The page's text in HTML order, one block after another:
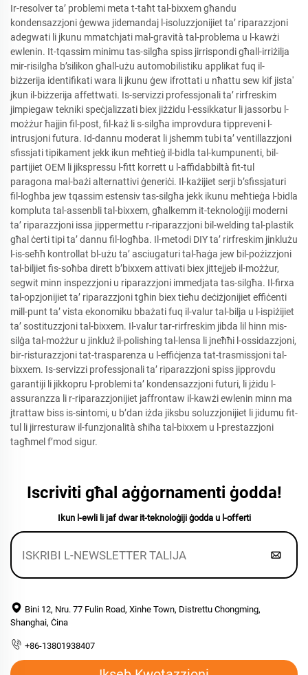
Ir-resolver ta’ problemi meta t-taħt tal-bixxem għandu
kondensazzjoni ġewwa jidemandaj l-isoluzzjonijiet ta’ riparazzjoni
adegwati li jkunu mmatchjati mal-gravità tal-problema u l-kawżi
ewlenin. It-tqassim minimu tas-silgħa spiss jirrispondi għall-irriżilja
mir-risilgħa b’silikon għall-użu automobilistiku applikat fuq il-
biżzerija identifikati wara li jkunu ġew ifrottati u nħattu sew kif jista'
jkun il-biżzerija affettwati. Is-servizzi professjonali ta’ rirfreskim
jimpiegaw tekniki speċjalizzati biex jiżżidu l-essikkatur li jassorbu l-
możżur ħajjin fil-post, fil-każ li s-silgħa improvdura tippreveni l-
intrusjoni futura. Id-dannu moderat li jshemm tubi ta’ ventillazzjoni
sfissjati tipikament jekk ikun meħtieġ il-bidla tal-kumpunenti, bil-
partijiet OEM li jikspressu l-fitt korrett u l-affidabbiltà fit-tul
paragona mal-bażi alternattivi ġeneriċi. Il-każijiet serji b’sfissjaturi
fil-logħba jew tqassim estensiv tas-silgħa jekk ikunu meħtieġa l-bidla
kompluta tal-assenbli tal-bixxem, għalkemm it-teknoloġiji moderni
ta’ riparazzjoni issa jippermettu r-riparazzjoni bil-welding tal-plastik
għal ċerti tipi ta’ dannu fil-logħba. Il-metodi DIY ta’ rirfreskim jinklużu
l-is-seħħ kontrollat bl-użu ta’ asciugaturi tal-ħaġa jew bil-pożizzjoni
tal-biljiet fis-soħba dirett b’bixxem attivati biex jittejjeb il-możżur,
segwit minn inspezzjoni u riparazzjoni immedjata tas-silgħa. Il-firxa
tal-opzjonijiet ta’ riparazzjoni tgħin biex tieħu deċiżjonijiet effiċenti
mill-punt ta’ vista ekonomiku bbażati fuq il-valur tal-bilja u l-ispiżijiet
ta’ sostituzzjoni tal-bixxem. Il-valur tar-rirfreskim jibda lil hinn mis-
silġa tal-możżur u jinkluż il-polishing tal-lensa li jneħħi l-ossidazzjoni,
bir-risturazzjoni tat-trasparenza u l-effiċjenza tat-trasmissjoni tal-
bixxem. Is-servizzi professjonali ta’ riparazzjoni spiss jipprovdu
garantiji li jikkopru l-problemi ta’ kondensazzjoni futuri, li jżidu l-
assuranzza li r-riparazzjonijiet jaffrontaw il-kawżi ewlenin minn ma
jtrattaw biss is-sintomi, u b’dan iżda jiksbu soluzzjonijiet li jidumu fit-
tul li jirresturaw il-funzjonalità sħiħa tal-bixxem u l-prestazzjoni
tagħmel f’mod sigur.
Iscriviti għal aġġornamenti ġodda!
Ikun l-ewli li jaf dwar it-teknoloġiji ġodda u l-offerti
Bini 12, Nru. 77 Fulin Road, Xinhe Town, Distrettu Chongming,
Shanghai, Ċina
+86-13801938407